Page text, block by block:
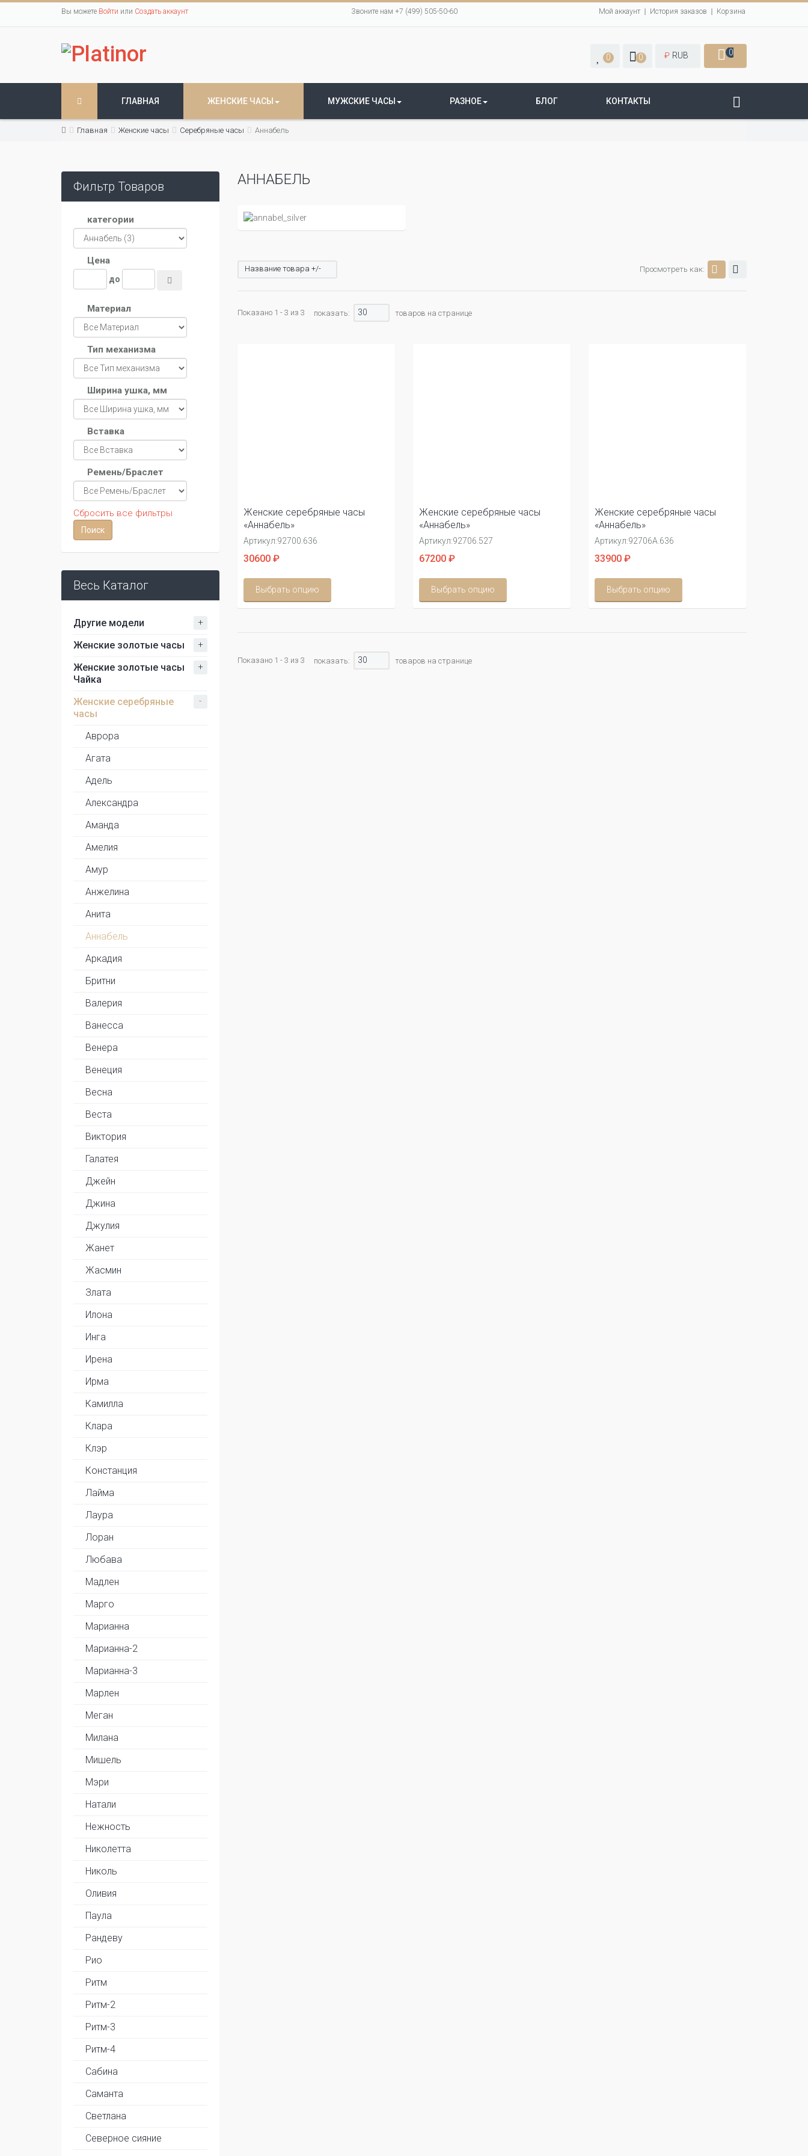
Вы можете Войти или Создать аккаунт Звоните нам +7 (499) 505-50-60 Мой аккаунт История заказов Корзина
0 0 ₽ RUB 0
ГЛАВНАЯ ЖЕНСКИЕ ЧАСЫ МУЖСКИЕ ЧАСЫ РАЗНОЕ БЛОГ КОНТАКТЫ
Главная Женские часы Серебряные часы Аннабель
Фильтр Товаров
категории
Цена
до
Материал
Тип механизма
Ширина ушка, мм
Вставка
Ремень/Браслет
Сбросить все фильтры
Весь Каталог
Другие модели +
Женские золотые часы +
Женские золотые часы
Чайка
+
Женские серебряные
часы
-
Аврора
Агата
Адель
Александра
Аманда
Амелия
Амур
Анжелина
Анита
Аннабель
Аркадия
Бритни
Валерия
Ванесса
Венера
Венеция
Весна
Веста
Виктория
Галатея
Джейн
Джина
Джулия
Жанет
Жасмин
Злата
Илона
Инга
Ирена
Ирма
Камилла
Клара
Клэр
Констанция
Лайма
Лаура
Лоран
Любава
Мадлен
Марго
Марианна
Марианна-2
Марианна-3
Марлен
Меган
Милана
Мишель
Мэри
Натали
Нежность
Николетта
Николь
Оливия
Паула
Рандеву
Рио
Ритм
Ритм-2
Ритм-3
Ритм-4
Сабина
Саманта
Светлана
Северное сияние
АННАБЕЛЬ
Просмотреть как:
Название товара +/-
Показано 1 - 3 из 3 показать: 30 товаров на странице
Женские серебряные часы
«Аннабель»
Артикул:92700.636
30600 ₽
Выбрать опцию
Женские серебряные часы
«Аннабель»
Артикул:92706.527
67200 ₽
Выбрать опцию
Женские серебряные часы
«Аннабель»
Артикул:92706А.636
33900 ₽
Выбрать опцию
Показано 1 - 3 из 3 показать: 30 товаров на странице